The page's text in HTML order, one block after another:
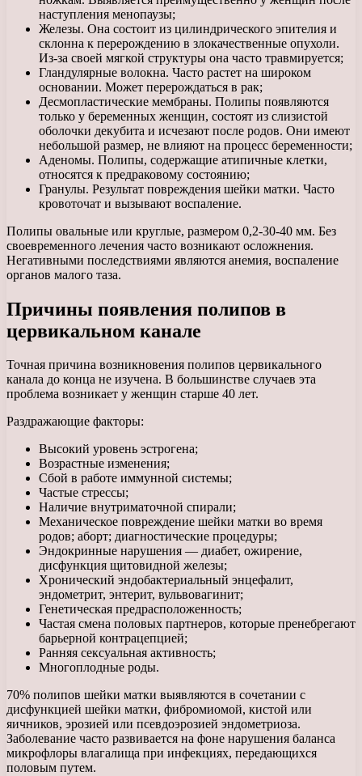
наступления менопаузы;
Железы. Она состоит из цилиндрического эпителия и
склонна к перерождению в злокачественные опухоли.
Из-за своей мягкой структуры она часто травмируется;
Гландулярные волокна. Часто растет на широком
основании. Может перерождаться в рак;
Десмопластические мембраны. Полипы появляются
только у беременных женщин, состоят из слизистой
оболочки декубита и исчезают после родов. Они имеют
небольшой размер, не влияют на процесс беременности;
Аденомы. Полипы, содержащие атипичные клетки,
относятся к предраковому состоянию;
Гранулы. Результат повреждения шейки матки. Часто
кровоточат и вызывают воспаление.
Полипы овальные или круглые, размером 0,2-30-40 мм. Без
своевременного лечения часто возникают осложнения.
Негативными последствиями являются анемия, воспаление
органов малого таза.
Причины появления полипов в
цервикальном канале
Точная причина возникновения полипов цервикального
канала до конца не изучена. В большинстве случаев эта
проблема возникает у женщин старше 40 лет.
Раздражающие факторы:
Высокий уровень эстрогена;
Возрастные изменения;
Сбой в работе иммунной системы;
Частые стрессы;
Наличие внутриматочной спирали;
Механическое повреждение шейки матки во время
родов; аборт; диагностические процедуры;
Эндокринные нарушения — диабет, ожирение,
дисфункция щитовидной железы;
Хронический эндобактериальный энцефалит,
эндометрит, энтерит, вульвовагинит;
Генетическая предрасположенность;
Частая смена половых партнеров, которые пренебрегают
барьерной контрацепцией;
Ранняя сексуальная активность;
Многоплодные роды.
70% полипов шейки матки выявляются в сочетании с
дисфункцией шейки матки, фибромиомой, кистой или
яичников, эрозией или псевдоэрозией эндометриоза.
Заболевание часто развивается на фоне нарушения баланса
микрофлоры влагалища при инфекциях, передающихся
половым путем.